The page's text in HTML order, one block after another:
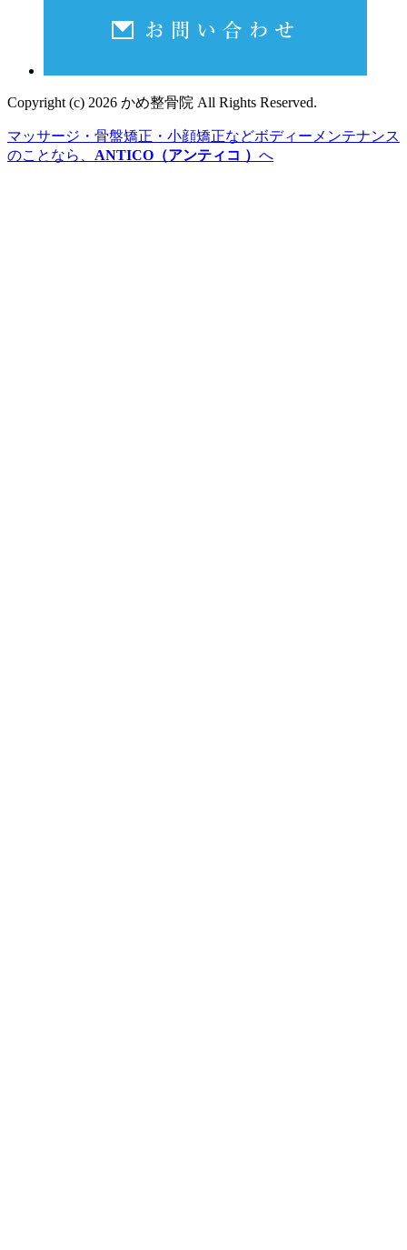
Copyright (c) 2026 かめ整骨院 All Rights Reserved.
マッサージ・骨盤矯正・小顔矯正などボディーメンテナンス
のことなら、 ANTICO（アンティコ ） へ